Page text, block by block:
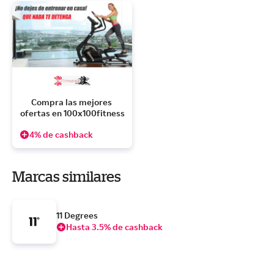
Compra las mejores
ofertas en 100x100fitness
4% de cashback
Marcas similares
11 Degrees
Hasta 3.5% de cashback